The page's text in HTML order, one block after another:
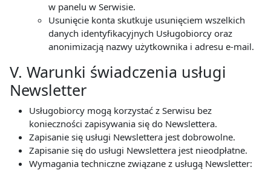
w panelu w Serwisie.
Usunięcie konta skutkuje usunięciem wszelkich
danych identyfikacyjnych Usługobiorcy oraz
anonimizacją nazwy użytkownika i adresu e-mail.
V. Warunki świadczenia usługi
Newsletter
Usługobiorcy mogą korzystać z Serwisu bez
konieczności zapisywania się do Newslettera.
Zapisanie się usługi Newslettera jest dobrowolne.
Zapisanie się do usługi Newslettera jest nieodpłatne.
Wymagania techniczne związane z usługą Newsletter: